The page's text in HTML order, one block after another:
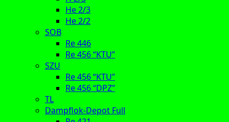
He 2/3
He 2/2
SOB
Re 446
Re 456 “KTU”
SZU
Re 456 “KTU”
Re 456 “DPZ”
TL
Dampflok-Depot Full